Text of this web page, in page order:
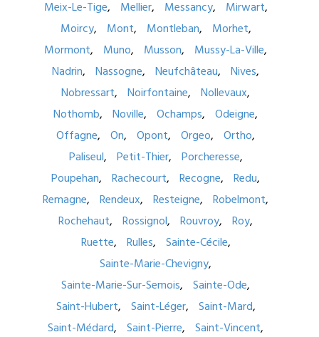
Meix-Le-Tige
Mellier Messancy
Mirwart
Moircy
Mont Montleban
Morhet
Mormont
Muno Musson
Mussy-La-Ville
Nadrin
Nassogne Neufchâteau
Nives
Nobressart
Noirfontaine
Nollevaux
Nothomb
Noville Ochamps
Odeigne
Offagne
On Opont Orgeo
Ortho
Paliseul
Petit-Thier
Porcheresse
Poupehan
Rachecourt Recogne
Redu
Remagne
Rendeux Resteigne
Robelmont
Rochehaut
Rossignol Rouvroy
Roy
Ruette
Rulles
Sainte-Cécile
Sainte-Marie-Chevigny
Sainte-Marie-Sur-Semois
Sainte-Ode
Saint-Hubert
Saint-Léger
Saint-Mard
Saint-Médard
Saint-Pierre
Saint-Vincent